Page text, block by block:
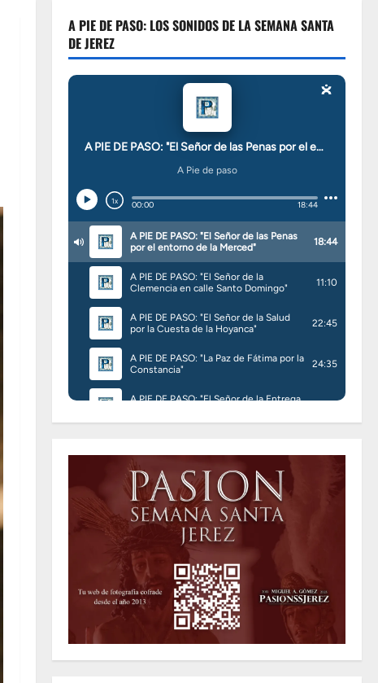
A PIE DE PASO: LOS SONIDOS DE LA SEMANA SANTA
DE JEREZ